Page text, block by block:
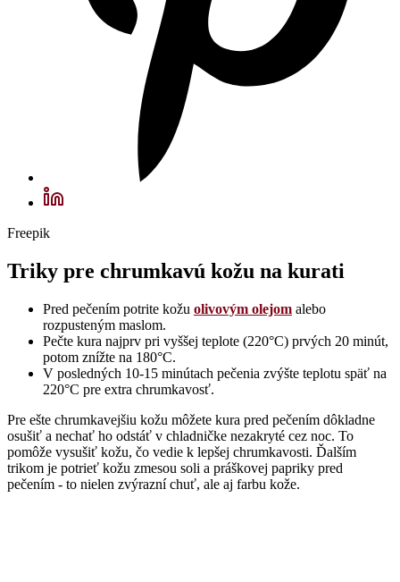
Freepik
Triky pre chrumkavú kožu na kurati
Pred pečením potrite kožu olivovým olejom alebo
rozpusteným maslom.
Pečte kura najprv pri vyššej teplote (220°C) prvých 20 minút,
potom znížte na 180°C.
V posledných 10-15 minútach pečenia zvýšte teplotu späť na
220°C pre extra chrumkavosť.
Pre ešte chrumkavejšiu kožu môžete kura pred pečením dôkladne
osušiť a nechať ho odstáť v chladničke nezakryté cez noc. To
pomôže vysušiť kožu, čo vedie k lepšej chrumkavosti. Ďalším
trikom je potrieť kožu zmesou soli a práškovej papriky pred
pečením - to nielen zvýrazní chuť, ale aj farbu kože.